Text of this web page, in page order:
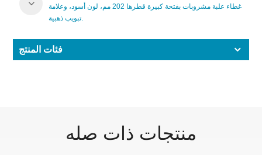
غطاء علبة مشروبات بفتحة كبيرة قطرها 202 مم، لون أسود، وعلامة
تبويب ذهبية.
فئات المنتج
منتجات ذات صله